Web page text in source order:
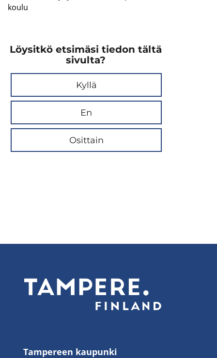
kou­lu
Löysitkö etsimäsi tiedon tältä
sivulta?
Kyllä
En
Osittain
Tampereen kaupunki